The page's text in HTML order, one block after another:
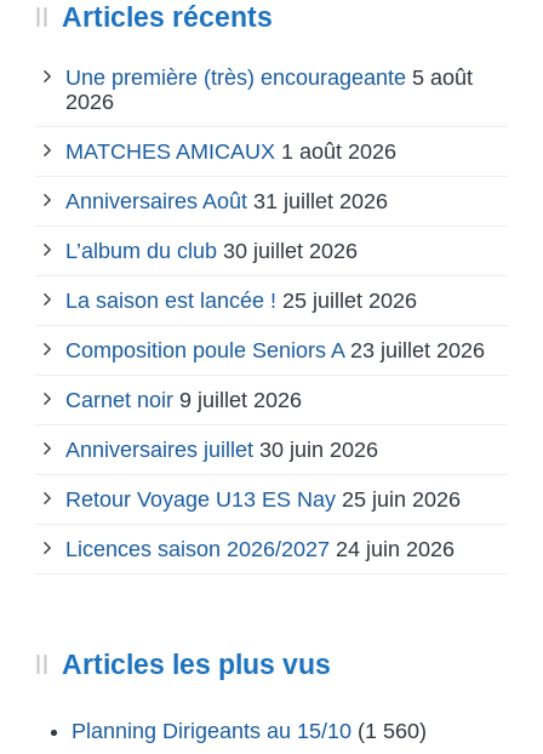
Articles récents
Une première (très) encourageante 5 août
2026
MATCHES AMICAUX 1 août 2026
Anniversaires Août 31 juillet 2026
L’album du club 30 juillet 2026
La saison est lancée ! 25 juillet 2026
Composition poule Seniors A 23 juillet 2026
Carnet noir 9 juillet 2026
Anniversaires juillet 30 juin 2026
Retour Voyage U13 ES Nay 25 juin 2026
Licences saison 2026/2027 24 juin 2026
Articles les plus vus
Planning Dirigeants au 15/10 (1 560)